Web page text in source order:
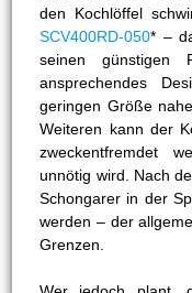
den Kochlöffel
SCV400RD-050* –
seinen günstigen
ansprechendes
geringen Größe
Weiteren kann der
zweckentfremdet
unnötig wird. Nach
Schongarer in der
werden – der
Grenzen.